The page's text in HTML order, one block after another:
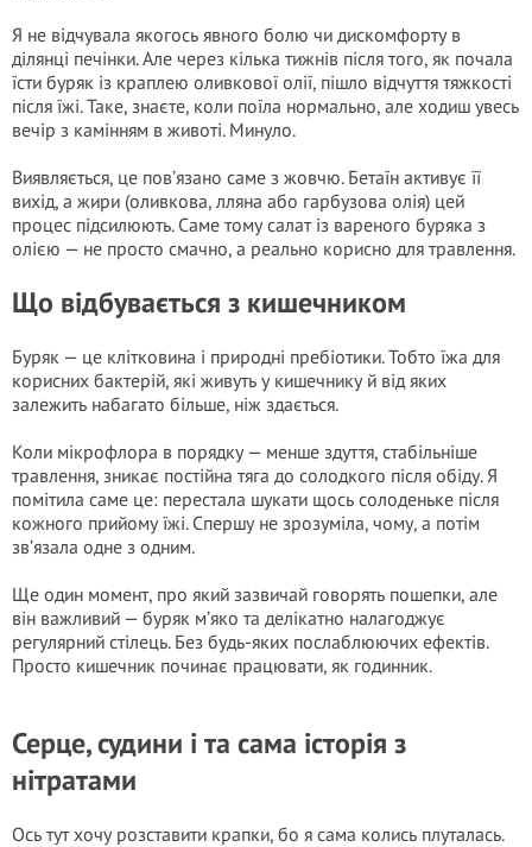
Я не відчувала якогось явного болю чи дискомфорту в
ділянці печінки. Але через кілька тижнів після того, як почала
їсти буряк із краплею оливкової олії, пішло відчуття тяжкості
після їжі. Таке, знаєте, коли поїла нормально, але ходиш увесь
вечір з камінням в животі. Минуло.
Виявляється, це пов’язано саме з жовчю. Бетаїн активує її
вихід, а жири (оливкова, лляна або гарбузова олія) цей
процес підсилюють. Саме тому салат із вареного буряка з
олією — не просто смачно, а реально корисно для травлення.
Що відбувається з кишечником
Буряк — це клітковина і природні пребіотики. Тобто їжа для
корисних бактерій, які живуть у кишечнику й від яких
залежить набагато більше, ніж здається.
Коли мікрофлора в порядку — менше здуття, стабільніше
травлення, зникає постійна тяга до солодкого після обіду. Я
помітила саме це: перестала шукати щось солоденьке після
кожного прийому їжі. Спершу не зрозуміла, чому, а потім
зв’язала одне з одним.
Ще один момент, про який зазвичай говорять пошепки, але
він важливий — буряк м’яко та делікатно налагоджує
регулярний стілець. Без будь-яких послаблюючих ефектів.
Просто кишечник починає працювати, як годинник.
Серце, судини і та сама історія з
нітратами
Ось тут хочу розставити крапки, бо я сама колись плуталась.